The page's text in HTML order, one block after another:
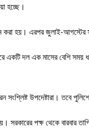
হচ্ছে।
এরপর জুলাই-আগস্টের
দল এক মাসের বেশি সময়
উপদেষ্টারা। তবে
সরকারের পক্ষ থেকে